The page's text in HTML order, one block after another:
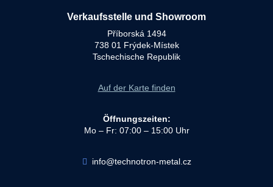
Verkaufsstelle und Showroom
Příborská 1494
738 01 Frýdek-Místek
Tschechische Republik
Auf der Karte finden
Öffnungszeiten:
Mo – Fr: 07:00 – 15:00 Uhr
info@technotron-metal.cz